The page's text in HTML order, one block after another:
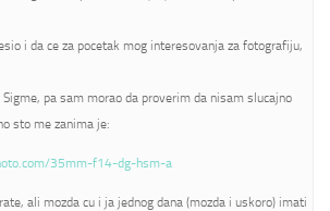
i da ce za pocetak mog interesovanja za fotografiju,
pa sam morao da proverim da nisam slucajno
sto me zanima je:
35mm-f14-dg-hsm-a
ali mozda cu i ja jednog dana (mozda i uskoro) imati